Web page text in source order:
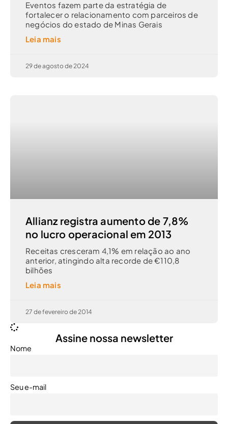
Eventos fazem parte da estratégia de
fortalecer o relacionamento com parceiros de
negócios do estado de Minas Gerais
Leia mais
29 de agosto de 2024
Allianz registra aumento de 7,8%
no lucro operacional em 2013
Receitas cresceram 4,1% em relação ao ano
anterior, atingindo alta recorde de €110,8
bilhões
Leia mais
27 de fevereiro de 2014
Assine nossa newsletter
Nome
Seu e-mail